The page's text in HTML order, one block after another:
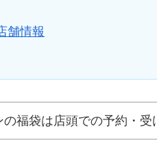
舗情報
の福袋は店頭での予約・受